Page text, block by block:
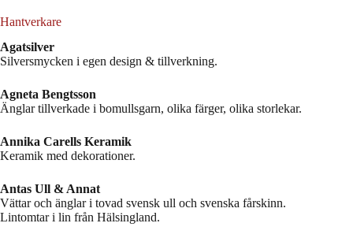
Hantverkare
Agatsilver
Silversmycken i egen design & tillverkning.
Agneta Bengtsson
Änglar tillverkade i bomullsgarn, olika färger, olika storlekar.
Annika Carells Keramik
Keramik med dekorationer.
Antas Ull & Annat
Vättar och änglar i tovad svensk ull och svenska fårskinn.
Lintomtar i lin från Hälsingland.